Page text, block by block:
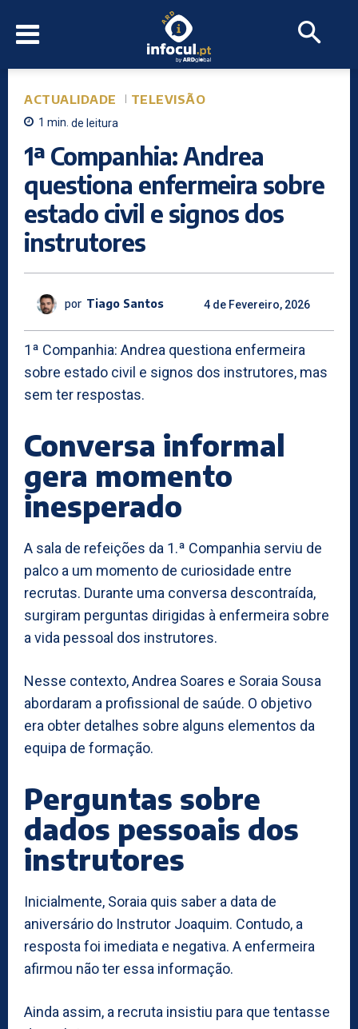
ACTUALIDADE TELEVISÃO
1 min. de leitura
1ª Companhia: Andrea
questiona enfermeira sobre
estado civil e signos dos
instrutores
por Tiago Santos 4 de Fevereiro, 2026
1ª Companhia: Andrea questiona enfermeira
sobre estado civil e signos dos instrutores, mas
sem ter respostas.
Conversa informal
gera momento
inesperado
A sala de refeições da 1.ª Companhia serviu de
palco a um momento de curiosidade entre
recrutas. Durante uma conversa descontraída,
surgiram perguntas dirigidas à enfermeira sobre
a vida pessoal dos instrutores.
Nesse contexto, Andrea Soares e Soraia Sousa
abordaram a profissional de saúde. O objetivo
era obter detalhes sobre alguns elementos da
equipa de formação.
Perguntas sobre
dados pessoais dos
instrutores
Inicialmente, Soraia quis saber a data de
aniversário do Instrutor Joaquim. Contudo, a
resposta foi imediata e negativa. A enfermeira
afirmou não ter essa informação.
Ainda assim, a recruta insistiu para que tentasse